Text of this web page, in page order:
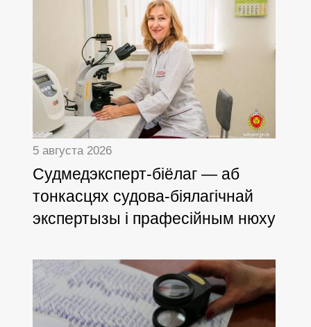
5 августа 2026
Cудмедэксперт-біёлаг — аб
тонкасцях судова-біялагічнай
экспертызы і прафесійным нюху